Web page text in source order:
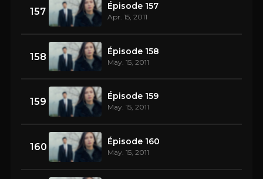
157 Épisode 157
Apr. 15, 2011
158 Épisode 158
May. 15, 2011
159 Épisode 159
May. 15, 2011
160 Épisode 160
May. 15, 2011